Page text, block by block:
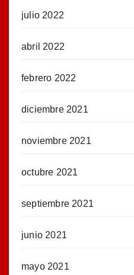
julio 2022
abril 2022
febrero 2022
diciembre 2021
noviembre 2021
octubre 2021
septiembre 2021
junio 2021
mayo 2021